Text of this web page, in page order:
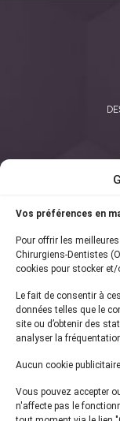
Vos préférences en
Pour offrir les
Chirurgiens-Dentistes
cookies pour stocker
Le fait de consentir à
données telles que le
site ou d’obtenir des
analyser la
Aucun cookie
Vous pouvez accepter
n'affecte pas le